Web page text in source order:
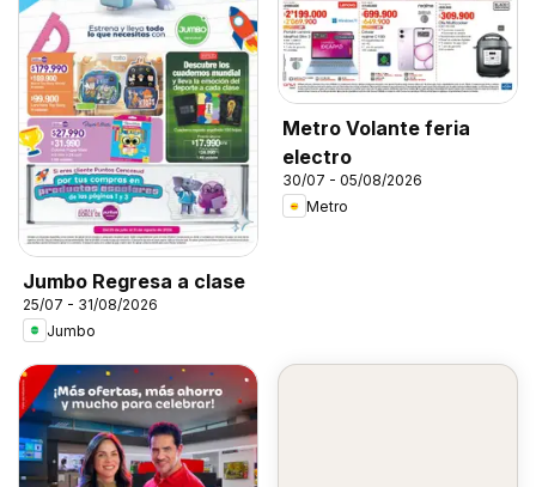
Jumbo Regresa a clase
25/07 - 31/08/2026
Jumbo
Metro Volante feria
electro
30/07 - 05/08/2026
Metro